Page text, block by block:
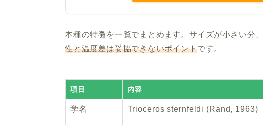
本種の特徴を一覧でまとめます。サイズが小さい分
性と温度差は妥協できないポイントです。
項目 内容
学名 Trioceros sternfeldi (Rand, 1963)